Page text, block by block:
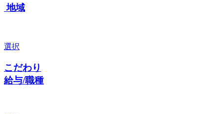
地域
選択
こだわり
給与/職種